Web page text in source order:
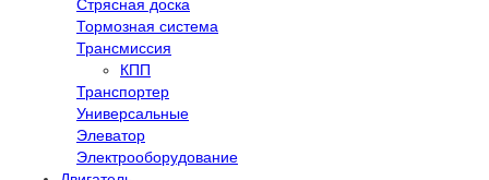
Стрясная доска
Тормозная система
Трансмиссия
КПП
Транспортер
Универсальные
Элеватор
Электрооборудование